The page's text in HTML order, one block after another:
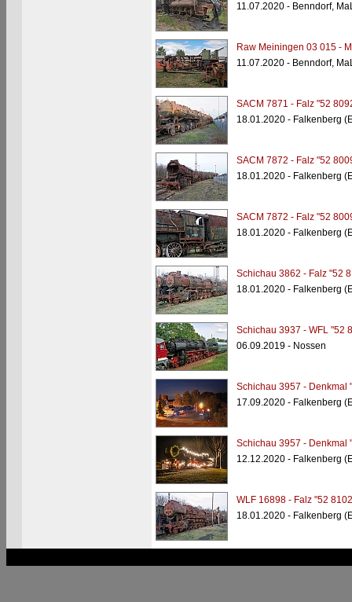
11.07.2020 - Benndorf,
Raw Meiningen 03 015 -
11.07.2020 - Benndorf,
SACM 7871 - Falz "52
18.01.2020 - Falkenberg
SACM 7872 - Falz "52
18.01.2020 - Falkenberg
SACM 7872 - Falz "52
18.01.2020 - Falkenberg
Schichau 3862 - Falz "52
18.01.2020 - Falkenberg
Schichau 3937 - WFL "52
06.09.2019 - Nossen
Schichau 3957 - Denkmal
17.09.2020 - Falkenberg
Schichau 3957 - Denkmal
12.12.2020 - Falkenberg
WLF 16898 - Falz "52
18.01.2020 - Falkenberg